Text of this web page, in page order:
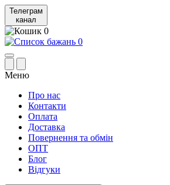
Телеграм
канал
0
0
Меню
Про нас
Контакти
Оплата
Доставка
Повернення та обмін
ОПТ
Блог
Відгуки